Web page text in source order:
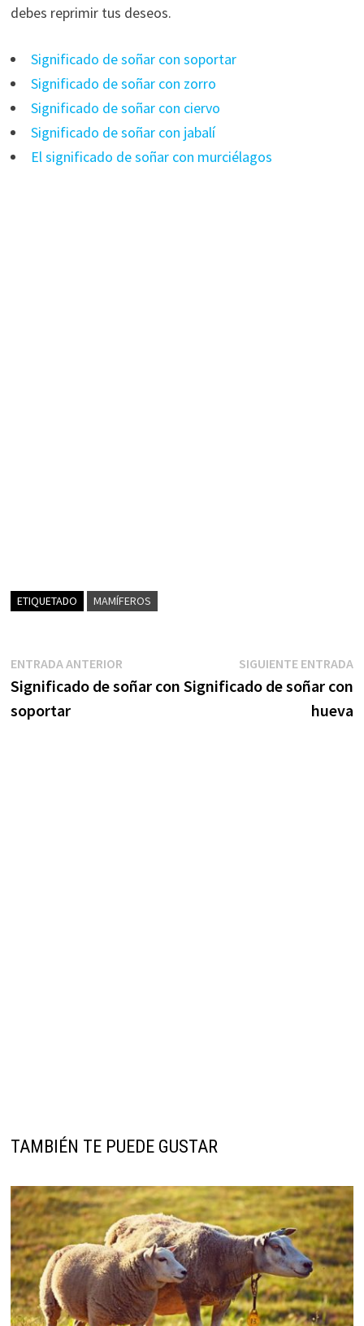
debes reprimir tus deseos.
Significado de soñar con soportar
Significado de soñar con zorro
Significado de soñar con ciervo
Significado de soñar con jabalí
El significado de soñar con murciélagos
ETIQUETADO MAMÍFEROS
Navegación
de
entradas
ENTRADA ANTERIOREntrada
anterior:
Significado de soñar con
soportar
SIGUIENTE ENTRADA
Significado de soñar con
hueva
TAMBIÉN TE PUEDE GUSTAR